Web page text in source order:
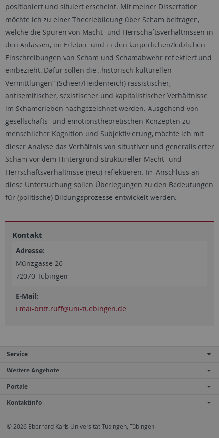
positioniert und situiert erscheint. Mit meiner Dissertation
möchte ich zu einer Theoriebildung über Scham beitragen,
welche die Spuren von Macht- und Herrschaftsverhältnissen in
den Anlässen, im Erleben und in den körperlichen/leiblichen
Einschreibungen von Scham und Schamabwehr reflektiert und
einbezieht. Dafür sollen die „historisch-kulturellen
Vermittlungen“ (Scheer/Heidenreich) rassistischer,
antisemitischer, sexistischer und kapitalistischer Verhältnisse
im Schamerleben nachgezeichnet werden. Ausgehend von
gesellschafts- und emotionstheoretischen Konzepten zu
menschlicher Kognition und Subjektivierung, möchte ich mit
dieser Analyse das Verhältnis von situativer und generalisierter
Scham vor dem Hintergrund struktureller Macht- und
Herrschaftsverhältnisse (neu) reflektieren. Im Anschluss an
diese Untersuchung sollen Überlegungen zu den Bedeutungen
für (politische) Bildungsprozesse entwickelt werden.
Kontakt
Adresse:
Münzgasse 26
72070 Tübingen
E-Mail:
mai-britt.ruff@uni-tuebingen.de
Service
Weitere Angebote
Portale
Kontaktinfo
© 2026 Eberhard Karls Universität Tübingen, Tübingen